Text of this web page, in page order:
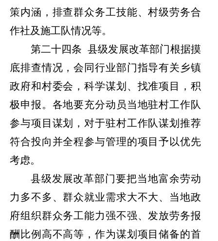
策内涵，排查群众务工技能、村级劳务合
作社及施工队情况等。
第二十四条 县级发展改革部门根据摸
底排查情况，会同行业部门指导有关乡镇
政府和村委会，科学谋划、找准项目，积
极申报。各地要充分动员当地驻村工作队
参与项目谋划，对于驻村工作队谋划推荐
符合投向并全程参与管理的项目予以优先
考虑。
县级发展改革部门要把当地富余劳动
力多不多、群众就业需求大不大、当地政
府组织群众务工能力强不强、发放劳务报
酬比例高不高等，作为谋划项目储备的首